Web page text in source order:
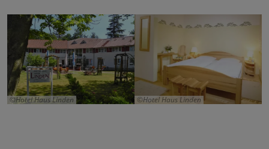
Hotel Haus Linden Hotel Haus Linden